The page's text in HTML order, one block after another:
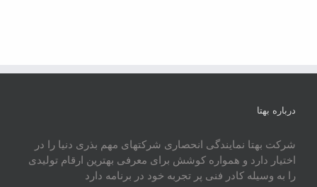
درباره بهتا
شرکت بهتا نمایندگی انحصاری شرکتهای مهم بذری دنیا را در
اختیار دارد و همواره کوشش برای معرفی بهترین ارقام تولیدی
را به وسیله کادر فنی پر تجربه خود در برنامه دارد